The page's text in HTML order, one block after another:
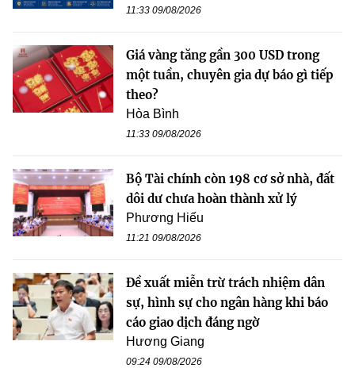
11:33 09/08/2026
Giá vàng tăng gần 300 USD trong
một tuần, chuyên gia dự báo gì tiếp
theo?
Hòa Bình
11:33 09/08/2026
Bộ Tài chính còn 198 cơ sở nhà, đất
dôi dư chưa hoàn thành xử lý
Phương Hiếu
11:21 09/08/2026
Đề xuất miễn trừ trách nhiệm dân
sự, hình sự cho ngân hàng khi báo
cáo giao dịch đáng ngờ
Hương Giang
09:24 09/08/2026